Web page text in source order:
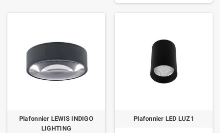
Plafonnier LEWIS INDIGO
LIGHTING
Plafonnier LED LUZ1